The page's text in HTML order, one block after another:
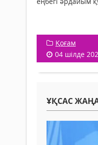
Қоғам
04 шілде
ҰҚСАС